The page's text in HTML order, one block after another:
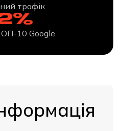
трафік
10 Google